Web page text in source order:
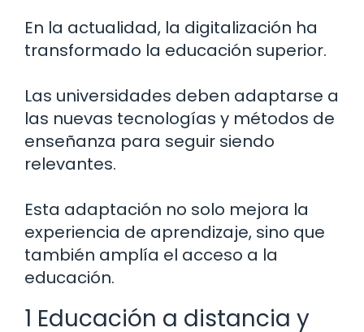
En la actualidad, la digitalización ha
transformado la educación superior.
Las universidades deben adaptarse a
las nuevas tecnologías y métodos de
enseñanza para seguir siendo
relevantes.
Esta adaptación no solo mejora la
experiencia de aprendizaje, sino que
también amplía el acceso a la
educación.
1 Educación a distancia y